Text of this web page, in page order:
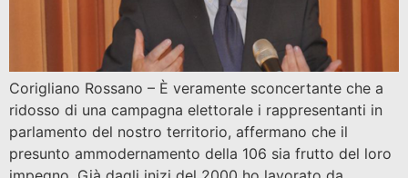
Corigliano Rossano – È veramente sconcertante che a
ridosso di una campagna elettorale i rappresentanti in
parlamento del nostro territorio, affermano che il
presunto ammodernamento della 106 sia frutto del loro